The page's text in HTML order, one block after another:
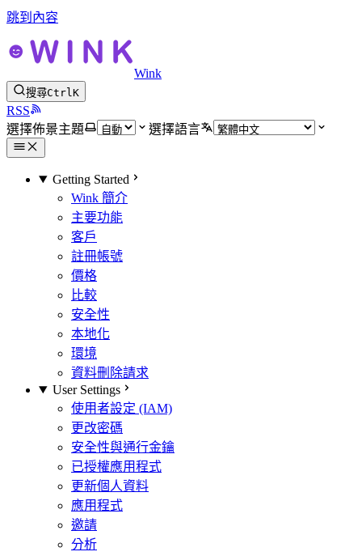
跳到內容
Wink
搜尋CtrlK
RSS
選擇佈景主題
選擇語言
Getting Started
Wink 簡介
主要功能
客戶
註冊帳號
價格
比較
安全性
本地化
環境
資料刪除請求
User Settings
使用者設定 (IAM)
更改密碼
安全性與通行金鑰
已授權應用程式
更新個人資料
應用程式
邀請
分析